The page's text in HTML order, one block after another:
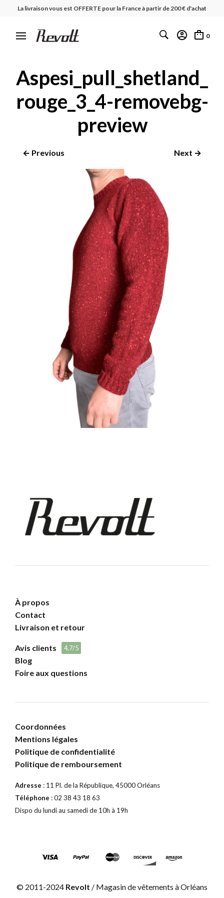
La livraison vous est OFFERTE pour la France à partir de 200 € d'achat
0
Aspesi_pull_shetland_
rouge_3_4-removebg-
preview
← Previous Next →
À propos
Contact
Livraison et retour
Avis clients 4,7/5
Blog
Foire aux questions
Coordonnées
Mentions légales
Politique de confidentialité
Politique de remboursement
Adresse : 11 Pl. de la République, 45000 Orléans
Téléphone : 02 38 43 18 63
Dispo du lundi au samedi de 10h à 19h
© 2011-2024 Revolt / Magasin de vêtements à Orléans